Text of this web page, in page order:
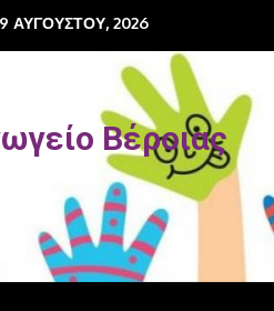
ΑΥΓΟΎΣΤΟΥ, 2026
Βέροιας